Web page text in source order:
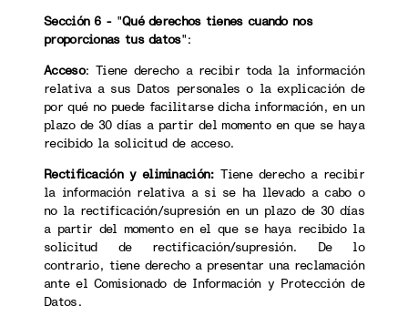
Sección 6 - "Qué derechos tienes cuando nos
proporcionas tus datos":
Acceso: Tiene derecho a recibir toda la información
relativa a sus Datos personales o la explicación de
por qué no puede facilitarse dicha información, en un
plazo de 30 días a partir del momento en que se haya
recibido la solicitud de acceso.
Rectificación y eliminación:Tiene derecho a recibir
la información relativa a si se ha llevado a cabo o
no la rectificación/supresión en un plazo de 30 días
a partir del momento en el que se haya recibido la
solicitud de rectificación/supresión. De lo
contrario, tiene derecho a presentar una reclamación
ante el Comisionado de Información y Protección de
Datos.